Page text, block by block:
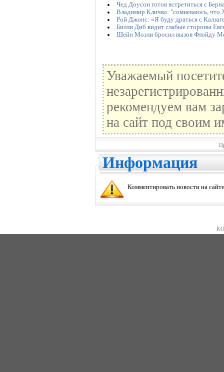
Чед Доусон готов встретиться с
Владимир Кличко: "сомневаюсь, что
Рой Джонс: «Я буду драться с
Билли Диб видит слабые стороны
Шейн Мозли бросил вызов Флойду
Уважаемый
рекомендуем вам
на сайт под своим
Информация
Комментировать новости на